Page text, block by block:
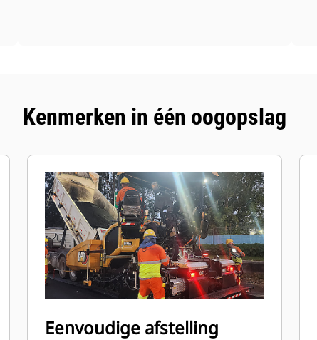
Kenmerken in één oogopslag
Eenvoudige afstelling